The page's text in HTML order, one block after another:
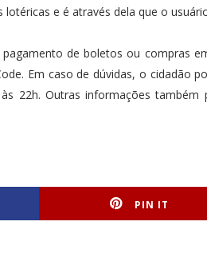
e é através dela que o
de boletos ou compras
Em caso de dúvidas, o cidadão
22h. Outras informações
PIN IT